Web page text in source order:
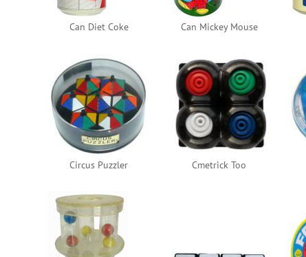
Can Diet Coke Can Mickey Mouse
Circus Puzzler Cmetrick Too